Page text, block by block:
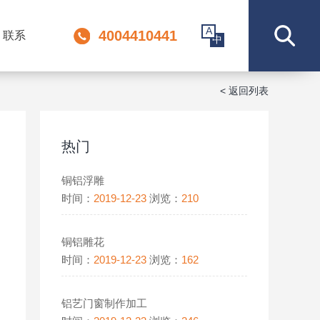
联系 4004410441 A
中
< 返回列表
热门
铜铝浮雕
时间： 2019-12-23 浏览： 210
铜铝雕花
时间： 2019-12-23 浏览： 162
铝艺门窗制作加工